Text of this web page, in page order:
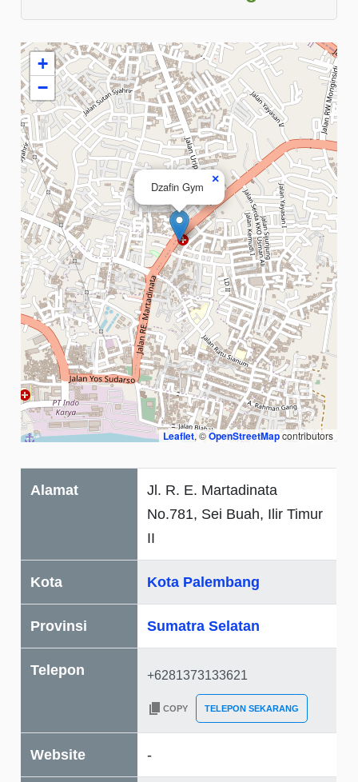
Dzafin Gym
×
+
−
Leaflet, ©OpenStreetMapcontributors
Alamat
Jl. R. E. Martadinata
No.781, Sei Buah, Ilir Timur
II
Kota Kota Palembang
Provinsi Sumatra Selatan
Telepon
COPY TELEPON SEKARANG
Website -